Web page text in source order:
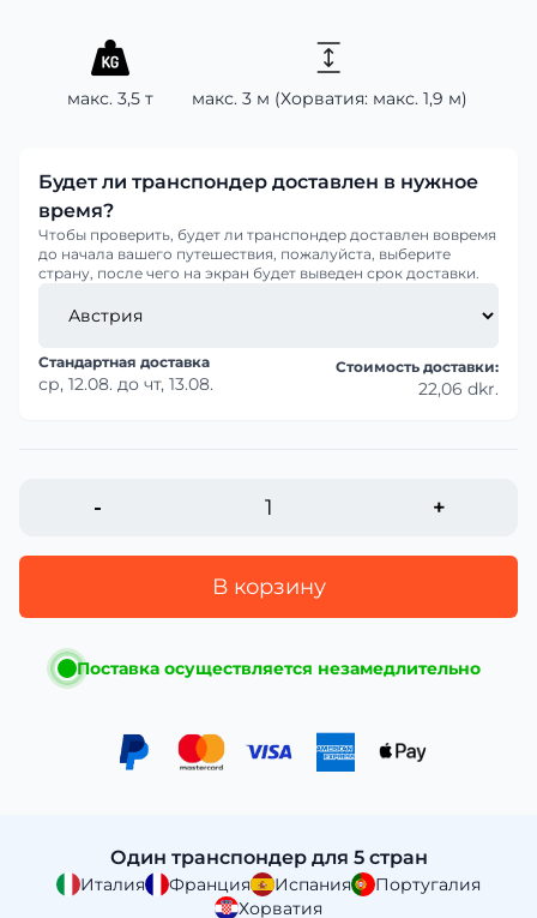
макс. 3,5 т макс. 3 м (Хорватия: макс. 1,9 м)
Будет ли транспондер доставлен в нужное
время?
Чтобы проверить, будет ли транспондер доставлен вовремя
до начала вашего путешествия, пожалуйста, выберите
страну, после чего на экран будет выведен срок доставки.
Стандартная доставка
ср, 12.08. до чт, 13.08.
Стоимость доставки:
22,06 dkr.
- +
В корзину
Поставка осуществляется незамедлительно
Один транспондер для 5 стран
Италия Франция Испания
Португалия
Хорватия